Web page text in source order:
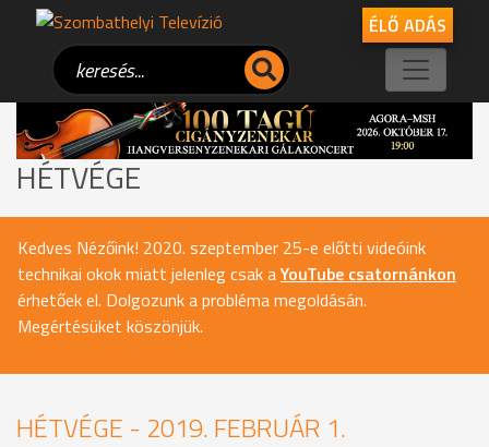
ÉLŐ ADÁS
HÉTVÉGE
Kedves Nézőink! 2020. szeptember 25-e előtti videóink
technikai okok miatt jelenleg csak aYouTube csatornánkon
érhetőek el. Dolgozunk a probléma megoldásán.
Megértésüket köszönjük.
HÉTVÉGE - 2019. FEBRUÁR 1.